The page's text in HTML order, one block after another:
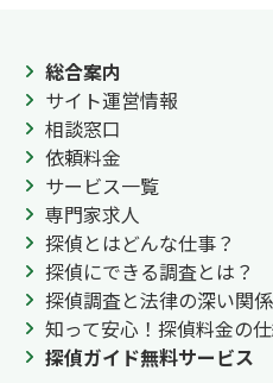
総合案内
サイト運営情報
相談窓口
依頼料金
サービス一覧
専門家求人
探偵とはどんな仕事？
探偵にできる調査とは？
探偵調査と法律の深い関係
知って安心！探偵料金の
探偵ガイド無料サービス